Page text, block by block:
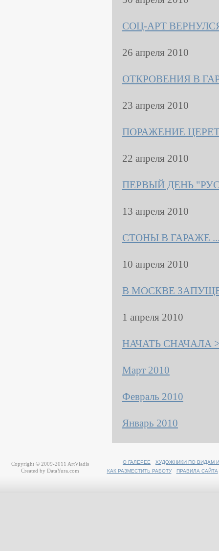
СОЦ-АРТ
26 апреля 2010
ОТКРОВЕНИЯ В
23 апреля 2010
ПОРАЖЕНИЕ
22 апреля 2010
ПЕРВЫЙ ДЕНЬ
13 апреля 2010
СТОНЫ В ГАРАЖЕ
10 апреля 2010
В МОСКВЕ
1 апреля 2010
НАЧАТЬ СНАЧАЛА
Март 2010
Февраль 2010
Январь 2010
О ГАЛЕРЕЕ
ХУДОЖНИКИ ПО ВИДАМ
КАК РАЗМЕСТИТЬ РАБОТУ
ПРАВИЛА САЙТА
Copyright © 2009-2011 ArtVladis
Created by DataYura.com